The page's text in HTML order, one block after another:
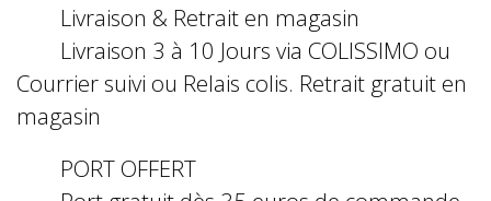
Livraison & Retrait en magasin
Livraison 3 à 10 Jours via COLISSIMO ou
Courrier suivi ou Relais colis. Retrait gratuit en
magasin
PORT OFFERT